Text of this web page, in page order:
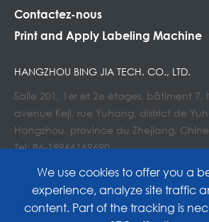
Contactez-nous
Print and Apply Labeling Machine
HANGZHOU BING JIA TECH. CO., LTD.
Salle 201, 1er et 2e étages, bâtiment 7,
avenue Keji, rue Yuhang, district de
Hangzhou, province du Zhejiang, Chine
Tel: 86-18966169690
We use cookies to offer you a
experience, analyze site traffic
content. Part of the tracking is